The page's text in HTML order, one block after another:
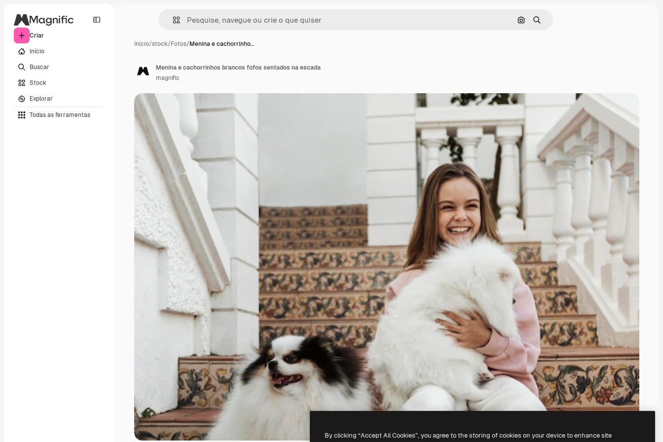
Criar
Início
Buscar
Stock
Explorar
Todas as ferramentas
Pesquisar por imagem
Buscar
Início/stock/Fotos/Menina e cachorrinho…
Menina e cachorrinhos brancos fofos sentados na escada
magnific
By clicking “Accept All Cookies”, you agree to the storing of cookies on your device to enhance site